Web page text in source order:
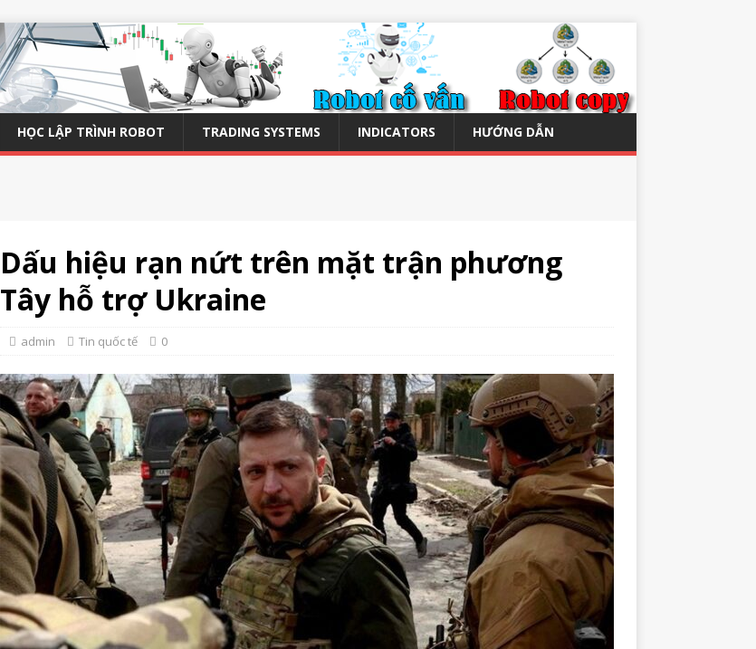
HỌC LẬP TRÌNH ROBOT TRADING SYSTEMS INDICATORS HƯỚNG DẪN
Dấu hiệu rạn nứt trên mặt trận phương
Tây hỗ trợ Ukraine
admin Tin quốc tế 0